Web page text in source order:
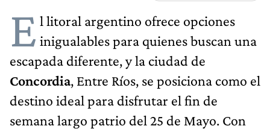
E l litoral argentino ofrece opciones
inigualables para quienes buscan una
escapada diferente, y la ciudad de
Concordia, Entre Ríos, se posiciona como el
destino ideal para disfrutar el fin de
semana largo patrio del 25 de Mayo. Con